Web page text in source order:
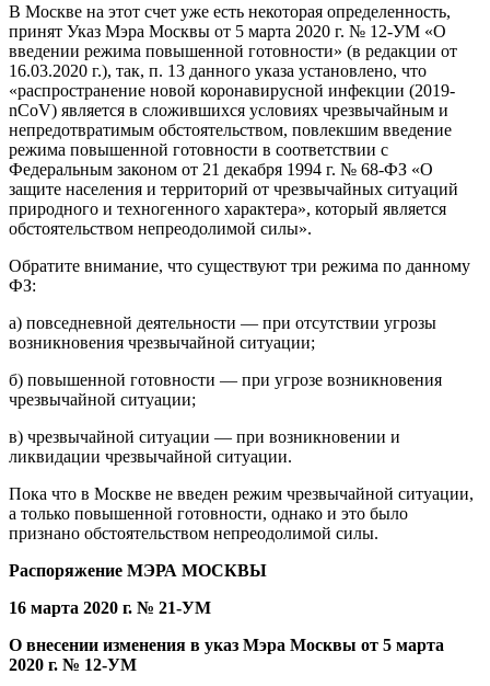
В Москве на этот счет уже есть некоторая определенность,
принят Указ Мэра Москвы от 5 марта 2020 г. № 12-УМ «О
введении режима повышенной готовности» (в редакции от
16.03.2020 г.), так, п. 13 данного указа установлено, что
«распространение новой коронавирусной инфекции (2019-
nCoV) является в сложившихся условиях чрезвычайным и
непредотвратимым обстоятельством, повлекшим введение
режима повышенной готовности в соответствии с
Федеральным законом от 21 декабря 1994 г. № 68-ФЗ «О
защите населения и территорий от чрезвычайных ситуаций
природного и техногенного характера», который является
обстоятельством непреодолимой силы».
Обратите внимание, что существуют три режима по данному
ФЗ:
а) повседневной деятельности — при отсутствии угрозы
возникновения чрезвычайной ситуации;
б) повышенной готовности — при угрозе возникновения
чрезвычайной ситуации;
в) чрезвычайной ситуации — при возникновении и
ликвидации чрезвычайной ситуации.
Пока что в Москве не введен режим чрезвычайной ситуации,
а только повышенной готовности, однако и это было
признано обстоятельством непреодолимой силы.
Распоряжение МЭРА МОСКВЫ
16 марта 2020 г. № 21-УМ
О внесении изменения в указ Мэра Москвы от 5 марта
2020 г. № 12-УМ